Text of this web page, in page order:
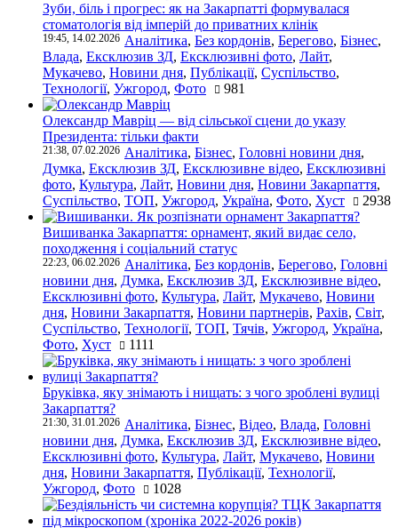
Зуби, біль і прогрес: як на Закарпатті формувалася
стоматологія від імперій до приватних клінік
19:45, 14.02.2026 Аналітика, Без кордонів, Берегово, Бізнес,
Влада, Ексклюзив ЗД, Ексклюзивні фото, Лайт,
Мукачево, Новини дня, Публікації, Суспільство,
Технології, Ужгород, Фото 981
Олександр Мавріц — від сільської сцени до указу
Президента: тільки факти
21:38, 07.02.2026 Аналітика, Бізнес, Головні новини дня,
Думка, Ексклюзив ЗД, Ексклюзивне відео, Ексклюзивні
фото, Культура, Лайт, Новини дня, Новини Закарпаття,
Суспільство, ТОП, Ужгород, Україна, Фото, Хуст 2938
Вишиванка Закарпаття: орнамент, який видає село,
походження і соціальний статус
22:23, 06.02.2026 Аналітика, Без кордонів, Берегово, Головні
новини дня, Думка, Ексклюзив ЗД, Ексклюзивне відео,
Ексклюзивні фото, Культура, Лайт, Мукачево, Новини
дня, Новини Закарпаття, Новини партнерів, Рахів, Світ,
Суспільство, Технології, ТОП, Тячів, Ужгород, Україна,
Фото, Хуст 1111
Бруківка, яку знімають і нищать: з чого зроблені вулиці
Закарпаття?
21:30, 31.01.2026 Аналітика, Бізнес, Відео, Влада, Головні
новини дня, Думка, Ексклюзив ЗД, Ексклюзивне відео,
Ексклюзивні фото, Культура, Лайт, Мукачево, Новини
дня, Новини Закарпаття, Публікації, Технології,
Ужгород, Фото 1028